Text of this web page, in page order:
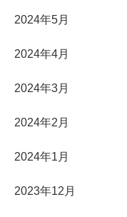
2024年5月
2024年4月
2024年3月
2024年2月
2024年1月
2023年12月